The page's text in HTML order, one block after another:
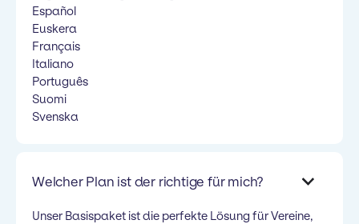
Español
Euskera
Français
Italiano
Português
Suomi
Svenska
Welcher Plan ist der richtige für mich?
Unser Basispaket ist die perfekte Lösung für Vereine,